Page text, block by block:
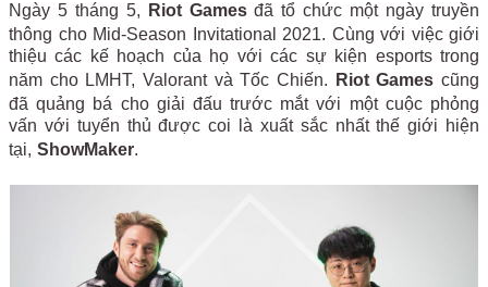
Ngày 5 tháng 5, Riot Gamesđã tổ chức một ngày truyền
thông cho Mid-Season Invitational 2021. Cùng với việc giới
thiệu các kế hoạch của họ với các sự kiện esports trong
năm cho LMHT, Valorant và Tốc Chiến.
Riot Games cũng
đã quảng bá cho giải đấu trước mắt với một cuộc phỏng
vấn với tuyển thủ được coi là xuất sắc nhất thế giới hiện
tại, ShowMaker.